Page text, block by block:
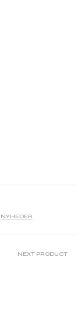
NYHEDER
NEXT PRODUCT